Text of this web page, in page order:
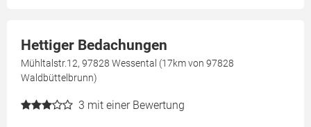
Hettiger Bedachungen
Mühltalstr.12, 97828 Wessental (17km von 97828
Waldbüttelbrunn)
3 mit einer Bewertung